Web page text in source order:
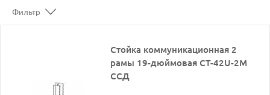
Фильтр
Стойка коммуникационная 2
рамы 19-дюймовая СТ-42U-2М
ССД